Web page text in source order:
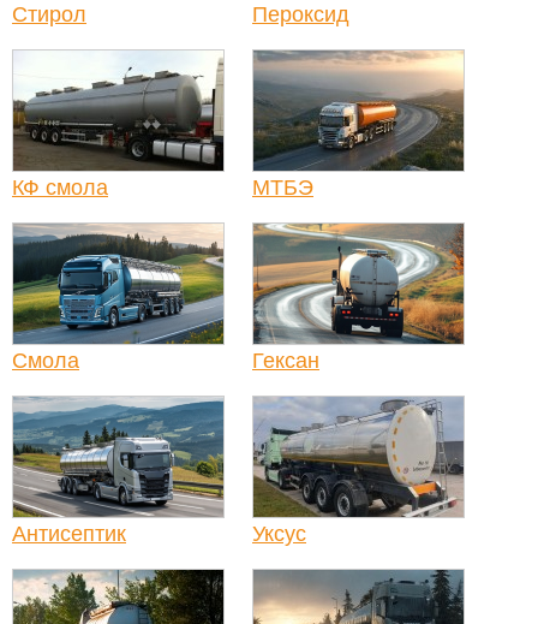
Стирол Пероксид
КФ смола МТБЭ
Смола Гексан
Антисептик Уксус